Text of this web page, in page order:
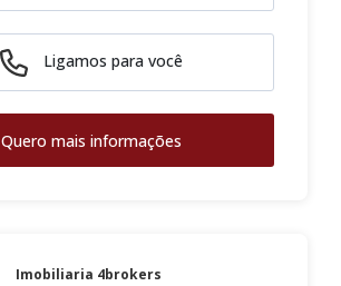
Ligamos para você
Quero mais informações
Imobiliaria 4brokers